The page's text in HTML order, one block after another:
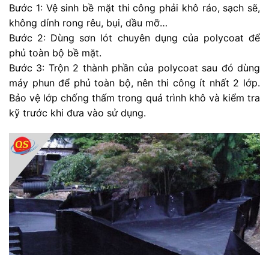
Bước 1: Vệ sinh bề mặt thi công phải khô ráo, sạch sẽ,
không dính rong rêu, bụi, dầu mỡ…
Bước 2: Dùng sơn lót chuyên dụng của polycoat để
phủ toàn bộ bề mặt.
Bước 3: Trộn 2 thành phần của polycoat sau đó dùng
máy phun để phủ toàn bộ, nên thi công ít nhất 2 lớp.
Bảo vệ lớp chống thấm trong quá trình khô và kiểm tra
kỹ trước khi đưa vào sử dụng.